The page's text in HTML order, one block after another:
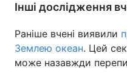
Інші дослідження
Раніше вчені виявили
Землею океан. Цей
може назавжди